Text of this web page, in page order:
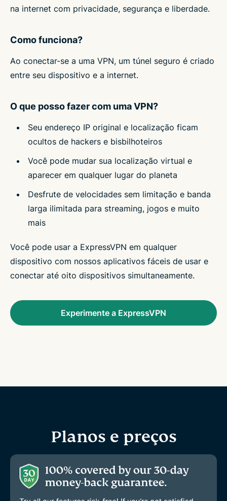
na internet com privacidade, segurança e liberdade.
Como funciona?
Ao conectar-se a uma VPN, um túnel seguro é criado
entre seu dispositivo e a internet.
O que posso fazer com uma VPN?
Seu endereço IP original e localização ficam
ocultos de hackers e bisbilhoteiros
Você pode mudar sua localização virtual e
aparecer em qualquer lugar do planeta
Desfrute de velocidades sem limitação e banda
larga ilimitada para streaming, jogos e muito
mais
Você pode usar a ExpressVPN em qualquer
dispositivo com nossos aplicativos fáceis de usar e
conectar até oito dispositivos simultaneamente.
Experimente a ExpressVPN
Planos e preços